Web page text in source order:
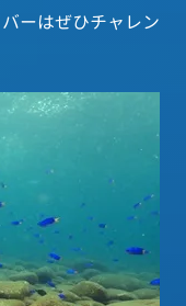
ーはぜひチャレン